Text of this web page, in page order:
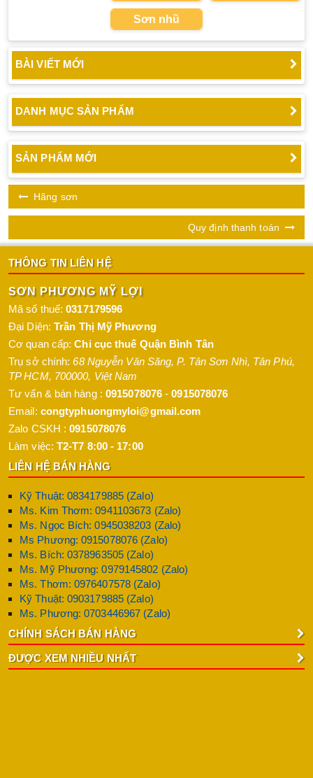
Sơn nhũ
BÀI VIẾT MỚI
DANH MỤC SẢN PHẨM
SẢN PHẨM MỚI
Hãng sơn
Quy định thanh toán
THÔNG TIN LIÊN HỆ
SƠN PHƯƠNG MỸ LỢI
Mã số thuế:0317179596
Đại Diện: Trần Thị Mỹ Phương
Cơ quan cấp:Chi cục thuế Quận Bình Tân
Trụ sở chính:68 Nguyễn Văn Săng, P. Tân Sơn Nhì, Tân Phú,
TP HCM, 700000, Việt Nam
Tư vấn & bán hàng : 0915078076 -0915078076
Email: congtyphuongmyloi@gmail.com
Zalo CSKH :0915078076
Làm việc: T2-T7 8:00 - 17:00
LIÊN HỆ BÁN HÀNG
Kỹ Thuật: 0834179885 (Zalo)
Ms. Kim Thơm: 0941103673 (Zalo)
Ms. Ngọc Bích: 0945038203 (Zalo)
Ms Phương: 0915078076 (Zalo)
Ms. Bích: 0378963505 (Zalo)
Ms. Mỹ Phương: 0979145802 (Zalo)
Ms. Thơm: 0976407578 (Zalo)
Kỹ Thuật: 0903179885 (Zalo)
Ms. Phương: 0703446967 (Zalo)
CHÍNH SÁCH BÁN HÀNG
ĐƯỢC XEM NHIỀU NHẤT